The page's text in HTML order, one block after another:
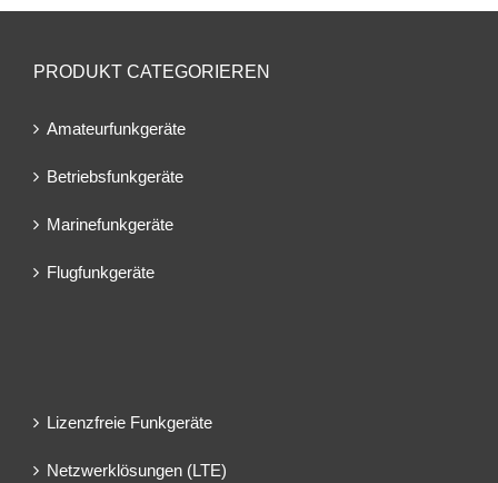
PRODUKT CATEGORIEREN
Amateurfunkgeräte
Betriebsfunkgeräte
Marinefunkgeräte
Flugfunkgeräte
Lizenzfreie Funkgeräte
Netzwerklösungen (LTE)